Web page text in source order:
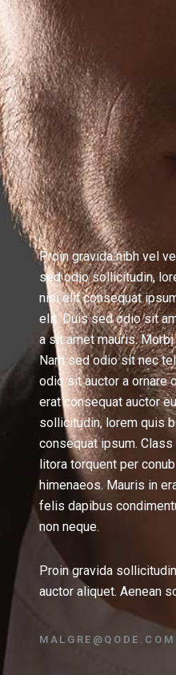
Proin gravida nibh vel
sed odio sollicitudin,
nisi elit consequat
elit. Duis sed odio sit
a sit amet mauris.
Nam sed odio sit nec
odio sit auctor a ornare
erat consequat auctor
sollicitudin, lorem quis
consequat ipsum.
litora torquent per
himenaeos. Mauris in
felis dapibus
non neque.
Proin gravida
auctor aliquet. Aenean
MALGRE@QODE.COM